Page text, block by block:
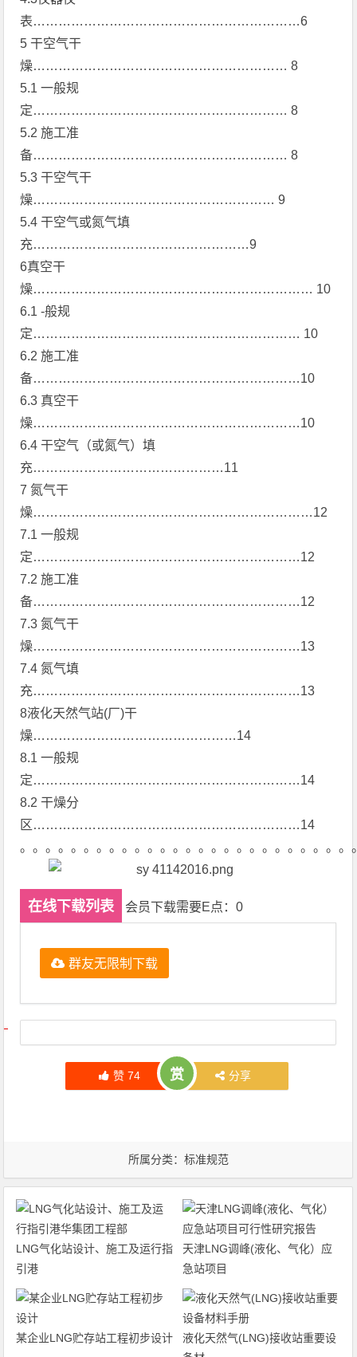
表………………………………………………………6
5 干空气干
燥…………………………………………………… 8
5.1 一般规
定…………………………………………………… 8
5.2 施工准
备…………………………………………………… 8
5.3 干空气干
燥………………………………………………… 9
5.4 干空气或氮气填
充……………………………………………9
6真空干
燥………………………………………………………… 10
6.1 -般规
定……………………………………………………… 10
6.2 施工准
备………………………………………………………10
6.3 真空干
燥………………………………………………………10
6.4 干空气（或氮气）填
充………………………………………11
7 氮气干
燥…………………………………………………………12
7.1 一般规
定………………………………………………………12
7.2 施工准
备………………………………………………………12
7.3 氮气干
燥………………………………………………………13
7.4 氮气填
充………………………………………………………13
8液化天然气站(厂)干
燥…………………………………………14
8.1 一般规
定………………………………………………………14
8.2 干燥分
区………………………………………………………14
。。。。。。。。。。。。。。。。。。。。。。。。。。
在线下载列表 会员下载需要E点：0
群友无限制下载
文章导航
赞 74 赏 分享
所属分类： 标准规范
LNG气化站设计、施工及运行指
引港
天津LNG调峰(液化、气化）应
急站项目
某企业LNG贮存站工程初步设计
液化天然气(LNG)接收站重要设